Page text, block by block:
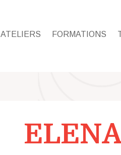
ATELIERS FORMATIONS